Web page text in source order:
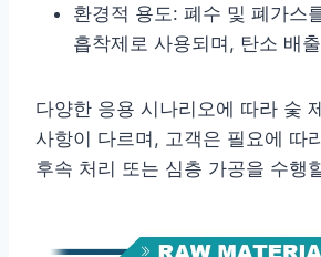
환경적 용도: 폐수 및 폐가스
흡착제로 사용되며, 탄소 배
다양한 응용 시나리오에 따라 숯
사항이 다르며, 고객은 필요에 따
후속 처리 또는 심층 가공을 수행